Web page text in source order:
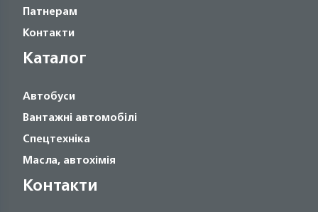
Патнерам
Контакти
Каталог
Автобуси
Вантажні автомобілі
Спецтехніка
Масла, автохімія
Контакти